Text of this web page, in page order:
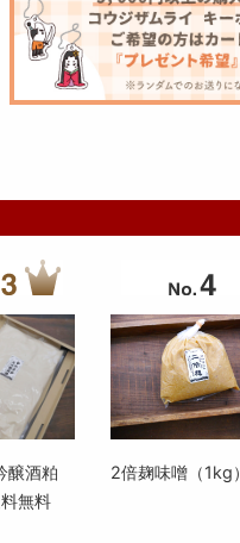
醸酒粕
無料
2倍麹味噌（1kg）